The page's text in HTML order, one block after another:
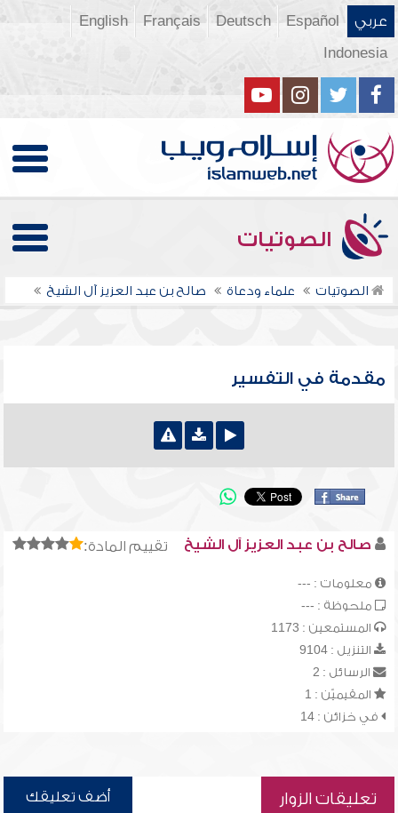
عربي Español
Deutsch
Français
English
Indonesia
الصوتيات
الصوتيات علماء ودعاة صالح بن عبد العزيز آل الشيخ
مقدمة في التفسير
تقييم المادة: صالح بن عبد العزيز آل الشيخ
معلومات : ---
ملحوظة : ---
المستمعين : 1173
التنزيل : 9104
الرسائل : 2
المقيميّن : 1
في خزائن : 14
تعليقات الزوار أضف تعليقك